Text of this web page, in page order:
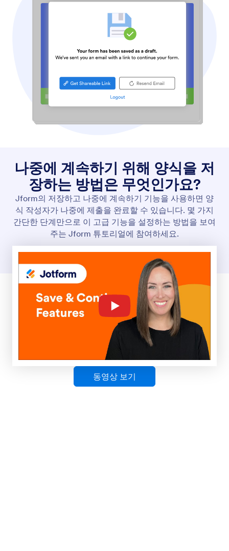
비활성화할 수 있습니다.
페이지당 하나의 질문을 묻는 대화형 양식으로 양식
참여도를 높이세요. Jform 카드에만 있는 강력한 기능
들을 모두 살펴보세요!